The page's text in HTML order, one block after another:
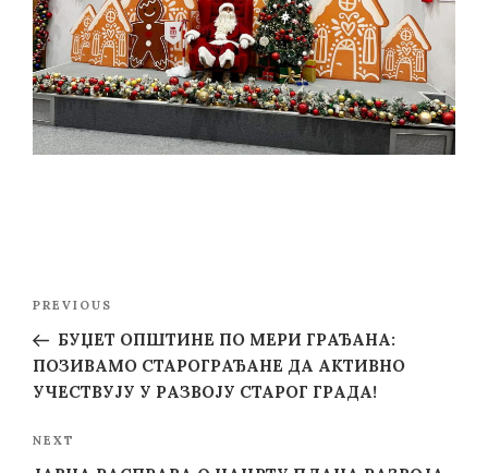
Post
Previous
Post
PREVIOUS
БУЏЕТ ОПШТИНЕ ПО МЕРИ ГРАЂАНА:
ПОЗИВАМО СТАРОГРАЂАНЕ ДА АКТИВНО
УЧЕСТВУЈУ У РАЗВОЈУ СТАРОГ ГРАДА!
Next
NEXT